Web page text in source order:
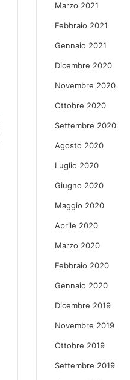
Marzo 2021
Febbraio 2021
Gennaio 2021
Dicembre 2020
Novembre 2020
Ottobre 2020
Settembre 2020
Agosto 2020
Luglio 2020
Giugno 2020
Maggio 2020
Aprile 2020
Marzo 2020
Febbraio 2020
Gennaio 2020
Dicembre 2019
Novembre 2019
Ottobre 2019
Settembre 2019